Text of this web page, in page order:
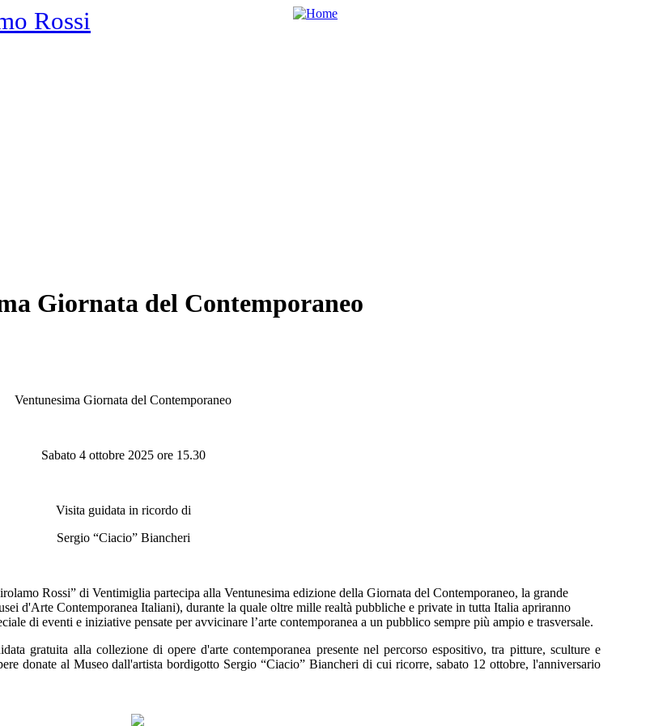
Rossi
Giornata del Contemporaneo
Ventunesima Giornata del Contemporaneo
Sabato 4 ottobre 2025 ore 15.30
Visita guidata in ricordo di
Sergio “Ciacio” Biancheri
Rossi” di Ventimiglia partecipa alla Ventunesima edizione della Giornata del Contemporaneo, la grande
d'Arte Contemporanea Italiani), durante la quale oltre mille realtà pubbliche e private in tutta Italia apriranno
di eventi e iniziative pensate per avvicinare l’arte contemporanea a un pubblico sempre più ampio e trasversale.
gratuita alla collezione di opere d'arte contemporanea presente nel percorso espositivo, tra pitture, sculture e
donate al Museo dall'artista bordigotto Sergio “Ciacio” Biancheri di cui ricorre, sabato 12 ottobre, l'anniversario